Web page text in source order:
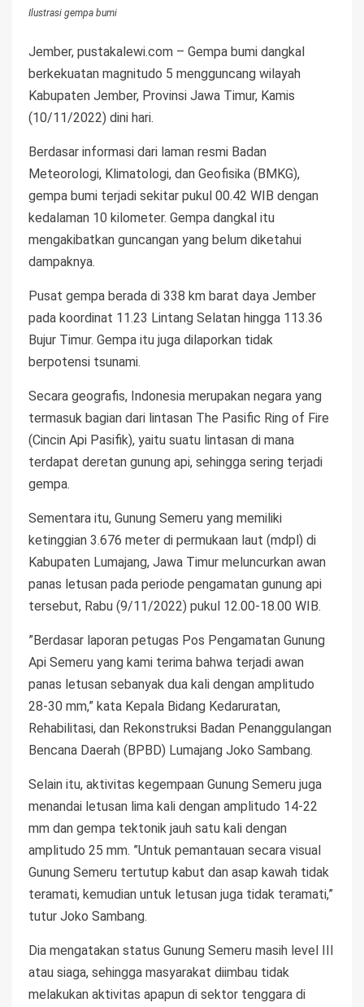
Ilustrasi gempa bumi
Jember, pustakalewi.com – Gempa bumi dangkal
berkekuatan magnitudo 5 mengguncang wilayah
Kabupaten Jember, Provinsi Jawa Timur, Kamis
(10/11/2022) dini hari.
Berdasar informasi dari laman resmi Badan
Meteorologi, Klimatologi, dan Geofisika (BMKG),
gempa bumi terjadi sekitar pukul 00.42 WIB dengan
kedalaman 10 kilometer. Gempa dangkal itu
mengakibatkan guncangan yang belum diketahui
dampaknya.
Pusat gempa berada di 338 km barat daya Jember
pada koordinat 11.23 Lintang Selatan hingga 113.36
Bujur Timur. Gempa itu juga dilaporkan tidak
berpotensi tsunami.
Secara geografis, Indonesia merupakan negara yang
termasuk bagian dari lintasan The Pasific Ring of Fire
(Cincin Api Pasifik), yaitu suatu lintasan di mana
terdapat deretan gunung api, sehingga sering terjadi
gempa.
Sementara itu, Gunung Semeru yang memiliki
ketinggian 3.676 meter di permukaan laut (mdpl) di
Kabupaten Lumajang, Jawa Timur meluncurkan awan
panas letusan pada periode pengamatan gunung api
tersebut, Rabu (9/11/2022) pukul 12.00-18.00 WIB.
”Berdasar laporan petugas Pos Pengamatan Gunung
Api Semeru yang kami terima bahwa terjadi awan
panas letusan sebanyak dua kali dengan amplitudo
28-30 mm,” kata Kepala Bidang Kedaruratan,
Rehabilitasi, dan Rekonstruksi Badan Penanggulangan
Bencana Daerah (BPBD) Lumajang Joko Sambang.
Selain itu, aktivitas kegempaan Gunung Semeru juga
menandai letusan lima kali dengan amplitudo 14-22
mm dan gempa tektonik jauh satu kali dengan
amplitudo 25 mm. ”Untuk pemantauan secara visual
Gunung Semeru tertutup kabut dan asap kawah tidak
teramati, kemudian untuk letusan juga tidak teramati,”
tutur Joko Sambang.
Dia mengatakan status Gunung Semeru masih level III
atau siaga, sehingga masyarakat diimbau tidak
melakukan aktivitas apapun di sektor tenggara di